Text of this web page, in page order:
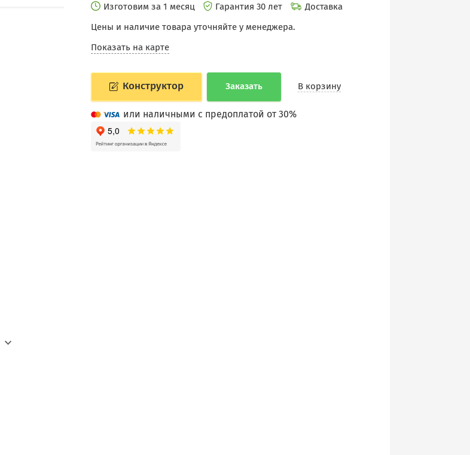
Изготовим за 1 месяц Гарантия 30 лет
Доставка
Цены и наличие товара уточняйте у менеджера.
Показать на карте
Конструктор Заказать В корзину
или наличными с предоплатой от 30%